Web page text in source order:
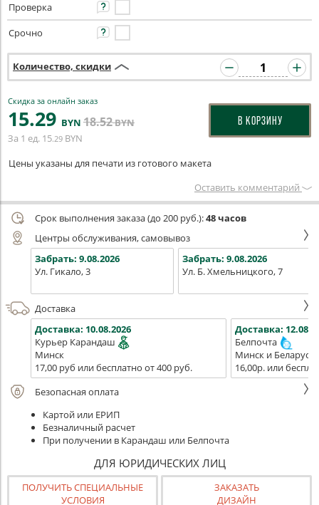
Проверка
Срочно
Количество, скидки
Скидка за онлайн заказ
15.29 BYN 18.52BYN
За 1 ед. 15.29 BYN
В КОРЗИНУ
Цены указаны для печати из готового макета
Оставить комментарий
Срок выполнения заказа (до 200 руб.):48 часов
Центры обслуживания, самовывоз
Забрать: 9.08.2026
Ул. Гикало, 3
Забрать: 9.08.2026
Ул. Б. Хмельницкого, 7
Доставка
Доставка: 10.08.2026
Курьер Карандаш
Минск
17,00 руб или бесплатно от 400 руб.
Доставка:
Белпочта
Минск и Беларусь
16,00р. или
Безопасная оплата
Картой или ЕРИП
Безналичный расчет
При получении в Карандаш или Белпочта
ДЛЯ ЮРИДИЧЕСКИХ ЛИЦ
ПОЛУЧИТЬ СПЕЦИАЛЬНЫЕ
УСЛОВИЯ
ЗАКАЗАТЬ
ДИЗАЙН